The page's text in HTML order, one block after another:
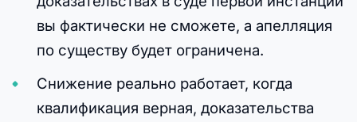
вы фактически не сможете, а апелляция
по существу будет ограничена.
Снижение реально работает, когда
квалификация верная, доказательства